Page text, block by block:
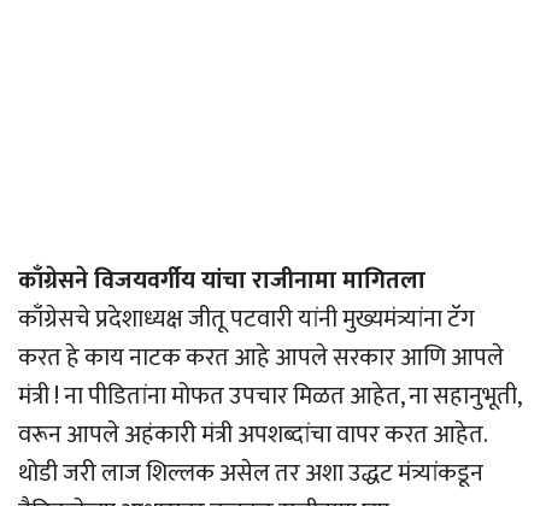
काँग्रेसने विजयवर्गीय यांचा राजीनामा मागितला
काँग्रेसचे प्रदेशाध्यक्ष जीतू पटवारी यांनी मुख्यमंत्र्यांना टॅग
करत हे काय नाटक करत आहे आपले सरकार आणि आपले
मंत्री ! ना पीडितांना मोफत उपचार मिळत आहेत, ना सहानुभूती,
वरून आपले अहंकारी मंत्री अपशब्दांचा वापर करत आहेत.
थोडी जरी लाज शिल्लक असेल तर अशा उद्धट मंत्र्यांकडून